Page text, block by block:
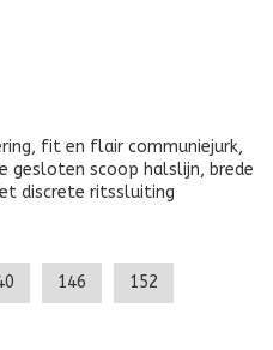
fit en flair communiejurk,
gesloten scoop halslijn, brede
discrete ritssluiting
146 152